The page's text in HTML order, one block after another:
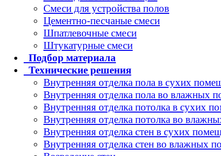
Смеси для устройства полов
Цементно-песчаные смеси
Шпатлевочные смеси
Штукатурные смеси
Подбор материала
Технические решения
Внутренняя отделка пола в сухих
Внутренняя отделка пола во влажных
Внутренняя отделка потолка в сухих
Внутренняя отделка потолка во
Внутренняя отделка стен в сухих
Внутренняя отделка стен во влажных